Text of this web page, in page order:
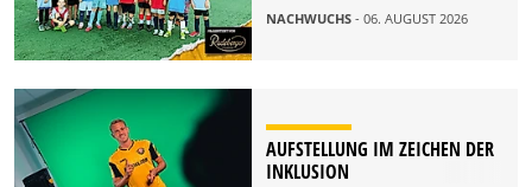
NACHWUCHS - 06. AUGUST 2026
AUFSTELLUNG IM ZEICHEN DER
INKLUSION